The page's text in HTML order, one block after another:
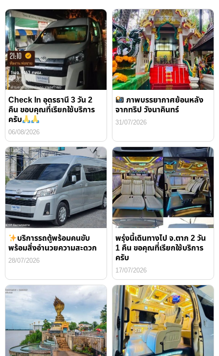
Check In อุดรธานี 3 วัน 2
คืน ขอบคุณที่เรียกใช้บริการ
ครับ
06/08/2026
ภาพบรรยากาศย้อนหลัง
จากทริป วังนาคินทร์
31/07/2026
บริการรถตู้พร้อมคนขับ
พร้อมสิ่งอำนวยความสะดวก
28/07/2026
พรุ่งนี้เดินทางไป จ.ตาก 2 วัน
1 คืน ขอคุณที่เรียกใช้บริการ
ครับ
17/07/2026